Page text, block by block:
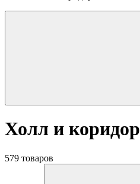
Холл и коридор
579 товаров